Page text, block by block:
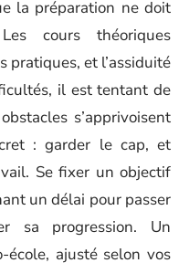
la préparation ne doit
cours théoriques
pratiques, et l’assiduité
il est tentant de
s’apprivoisent
: garder le cap, et
Se fixer un objectif
un délai pour passer
sa progression. Un
école, ajusté selon vos